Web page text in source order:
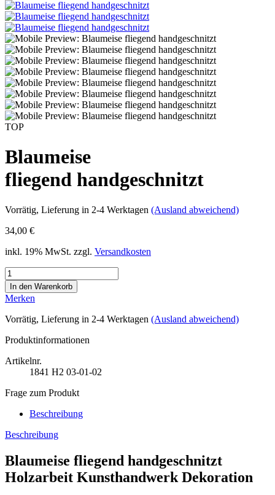
TOP
Blaumeise
fliegend handgeschnitzt
Vorrätig, Lieferung in 2-4 Werktagen (Ausland abweichend)
34,00 €
inkl. 19% MwSt. zzgl. Versandkosten
Merken
Vorrätig, Lieferung in 2-4 Werktagen (Ausland abweichend)
Produktinformationen
Artikelnr.
1841 H2 03-01-02
Frage zum Produkt
Beschreibung
Beschreibung
Blaumeise fliegend handgeschnitzt
Holzarbeit Kunsthandwerk Dekoration